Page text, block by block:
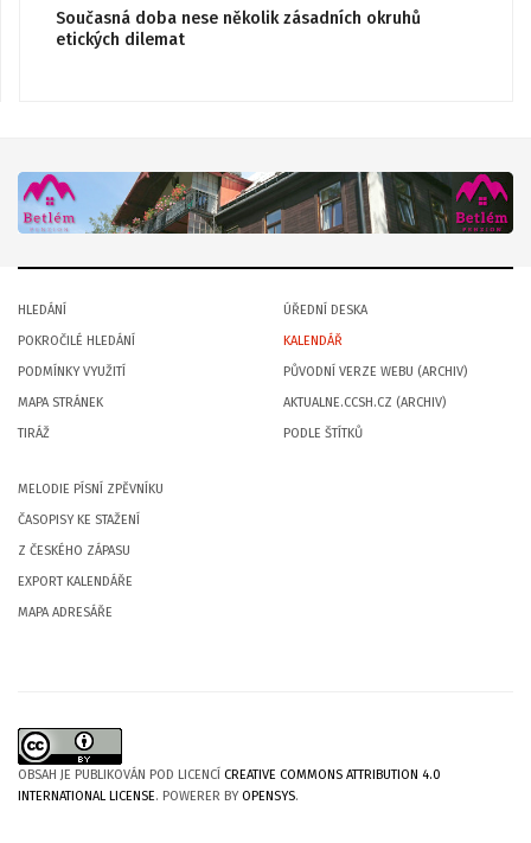
Současná doba nese několik zásadních okruhů
etických dilemat
HLEDÁNÍ
POKROČILÉ HLEDÁNÍ
PODMÍNKY VYUŽITÍ
MAPA STRÁNEK
TIRÁŽ
ÚŘEDNÍ DESKA
KALENDÁŘ
PŮVODNÍ VERZE WEBU (ARCHIV)
AKTUALNE.CCSH.CZ (ARCHIV)
PODLE ŠTÍTKŮ
MELODIE PÍSNÍ ZPĚVNÍKU
ČASOPISY KE STAŽENÍ
Z ČESKÉHO ZÁPASU
EXPORT KALENDÁŘE
MAPA ADRESÁŘE
OBSAH JE PUBLIKOVÁN POD LICENCÍ CREATIVE COMMONS ATTRIBUTION 4.0
INTERNATIONAL LICENSE. POWERER BYOPENSYS.